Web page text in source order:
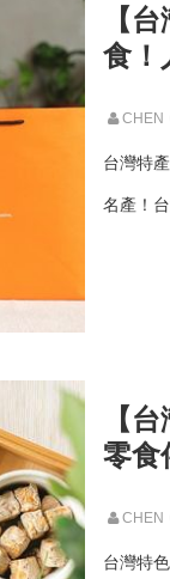
【
食！
CHEN
台灣特
名產！
【
零食
CHEN
台灣特